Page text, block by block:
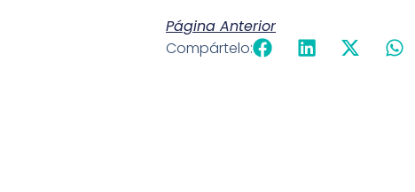
Página Anterior
Compártelo: